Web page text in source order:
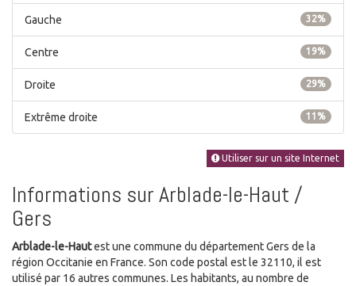
32%
Gauche
19%
Centre
29%
Droite
11%
Extrême droite
Utiliser sur un site Internet
Informations sur Arblade-le-Haut /
Gers
Arblade-le-Hautest une commune du département Gers de la
région Occitanie en France. Son code postal est le 32110, il est
utilisé par 16 autres communes. Les habitants, au nombre de